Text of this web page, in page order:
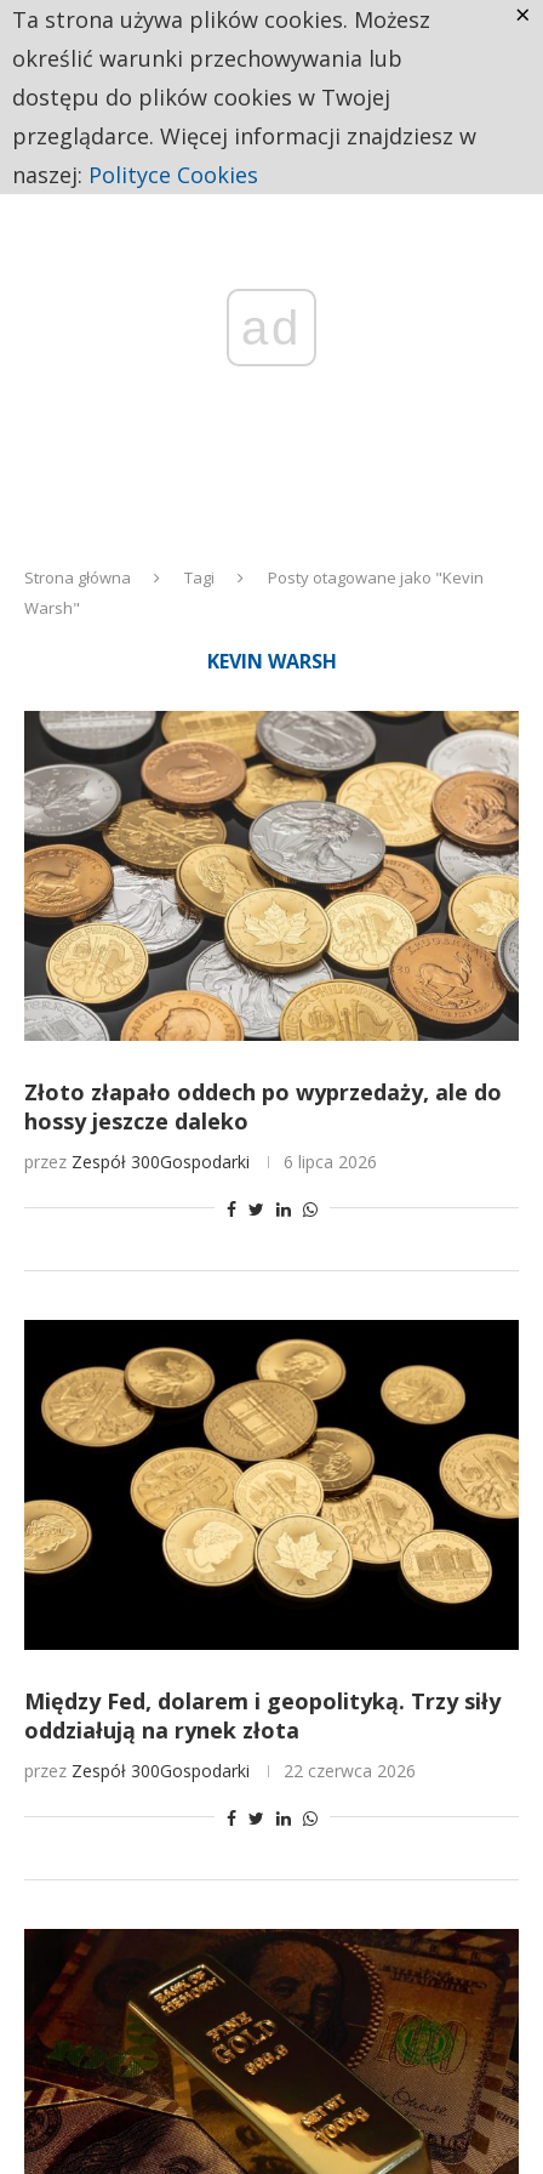
ad
Strona główna Tagi
Posty otagowane jako "Kevin
Warsh"
KEVIN WARSH
Złoto złapało oddech po wyprzedaży, ale do
hossy jeszcze daleko
przez Zespół 300Gospodarki 6 lipca 2026
Między Fed, dolarem i geopolityką. Trzy siły
oddziałują na rynek złota
przez Zespół 300Gospodarki 22 czerwca 2026
Ta strona używa plików cookies. Możesz
określić warunki przechowywania lub
dostępu do plików cookies w Twojej
przeglądarce. Więcej informacji znajdziesz w
naszej: Polityce Cookies
×